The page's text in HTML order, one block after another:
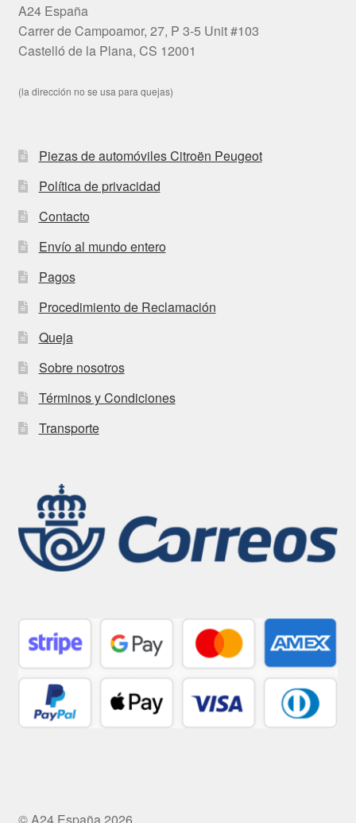
A24 España
Carrer de Campoamor, 27, P 3-5 Unit #103
Castelló de la Plana, CS 12001
(la dirección no se usa para quejas)
Piezas de automóviles Citroën Peugeot
Política de privacidad
Contacto
Envío al mundo entero
Pagos
Procedimiento de Reclamación
Queja
Sobre nosotros
Términos y Condiciones
Transporte
© A24 España 2026